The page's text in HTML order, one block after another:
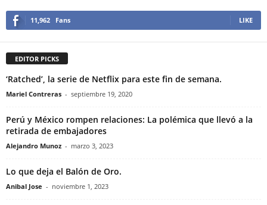
11,962 Fans LIKE
EDITOR PICKS
‘Ratched’, la serie de Netflix para este fin de semana.
Mariel Contreras - septiembre 19, 2020
Perú y México rompen relaciones: La polémica que llevó a la
retirada de embajadores
Alejandro Munoz - marzo 3, 2023
Lo que deja el Balón de Oro.
Anibal Jose - noviembre 1, 2023